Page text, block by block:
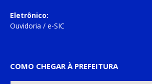
Eletrônico:
Ouvidoria / e-SIC
COMO CHEGAR À PREFEITURA